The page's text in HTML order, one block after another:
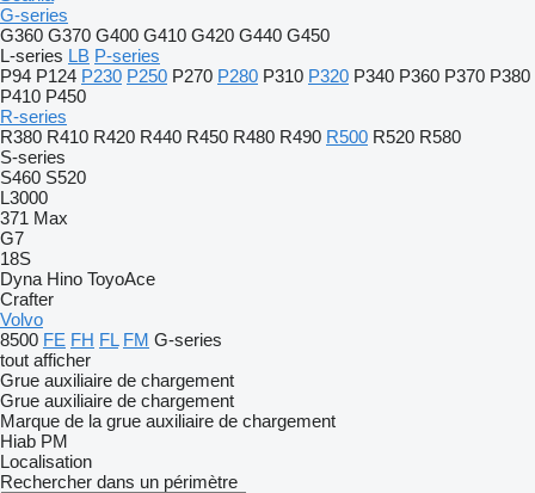
G-series
G360 G370 G400 G410 G420 G440 G450
L-series LB P-series
P94 P124 P230 P250 P270 P280 P310 P320 P340 P360 P370 P380
P410 P450
R-series
R380 R410 R420 R440 R450 R480 R490 R500 R520 R580
S-series
S460 S520
L3000
371 Max
G7
18S
Dyna Hino ToyoAce
Crafter
Volvo
8500 FE FH FL FM G-series
tout afficher
Grue auxiliaire de chargement
Grue auxiliaire de chargement
Marque de la grue auxiliaire de chargement
Hiab PM
Localisation
Rechercher dans un périmètre